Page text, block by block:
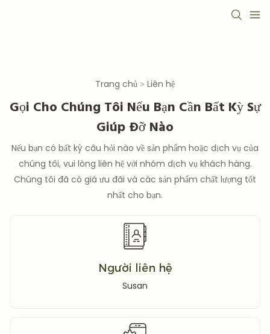
Trang chủ > Liên hệ
Gọi Cho Chúng Tôi Nếu Bạn Cần Bất Kỳ Sự
Giúp Đỡ Nào
Nếu bạn có bất kỳ câu hỏi nào về sản phẩm hoặc dịch vụ của
chúng tôi, vui lòng liên hệ với nhóm dịch vụ khách hàng.
Chúng tôi đã có giá ưu đãi và các sản phẩm chất lượng tốt
nhất cho bạn.
Người liên hệ
Susan